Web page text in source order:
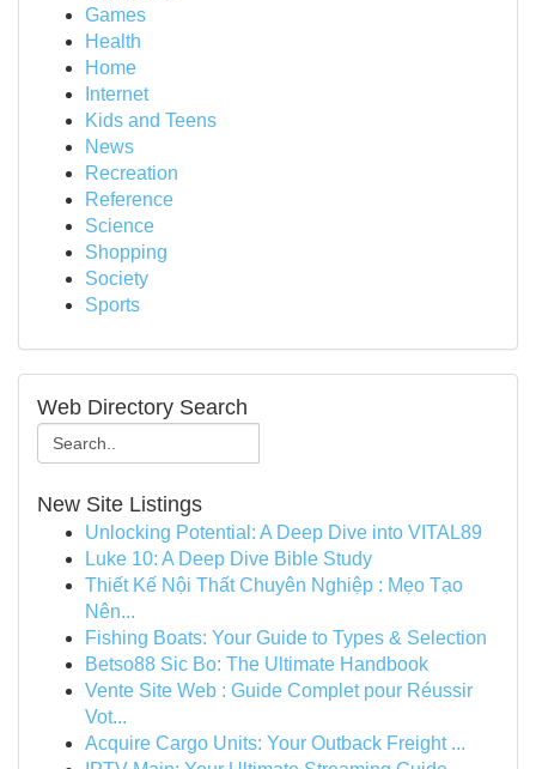
Games
Health
Home
Internet
Kids and Teens
News
Recreation
Reference
Science
Shopping
Society
Sports
Web Directory Search
New Site Listings
Unlocking Potential: A Deep Dive into VITAL89
Luke 10: A Deep Dive Bible Study
Thiết Kế Nội Thất Chuyên Nghiệp : Mẹo Tạo
Nên...
Fishing Boats: Your Guide to Types & Selection
Betso88 Sic Bo: The Ultimate Handbook
Vente Site Web : Guide Complet pour Réussir
Vot...
Acquire Cargo Units: Your Outback Freight ...